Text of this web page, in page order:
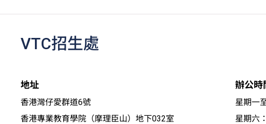
VTC招生處
地址
香港灣仔愛群道6號
香港專業教育學院（摩理臣山）地下032室
辦公時
星期一
星期六